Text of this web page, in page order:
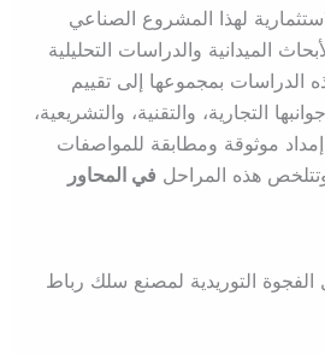
لهذا المشروع الصناعي
الميدانية والدراسات التحليلية
الدراسات بمجموعها إلى تقييم
التجارية، والتقنية، والتشريعية،
موثوقة ومطابقة للمواصفات
هذه المراحل في المحاور
التوريدية لمصنع سلك رباط